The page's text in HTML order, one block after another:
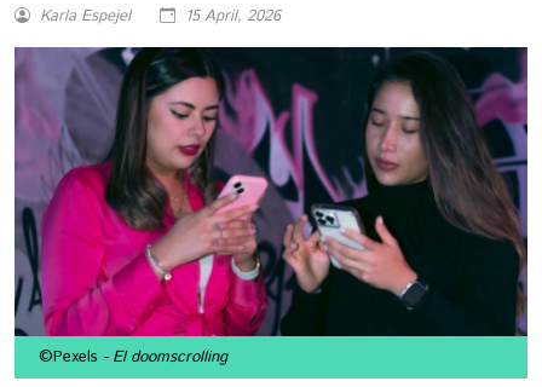
Karla Espejel 15 April, 2026
©Pexels - El doomscrolling